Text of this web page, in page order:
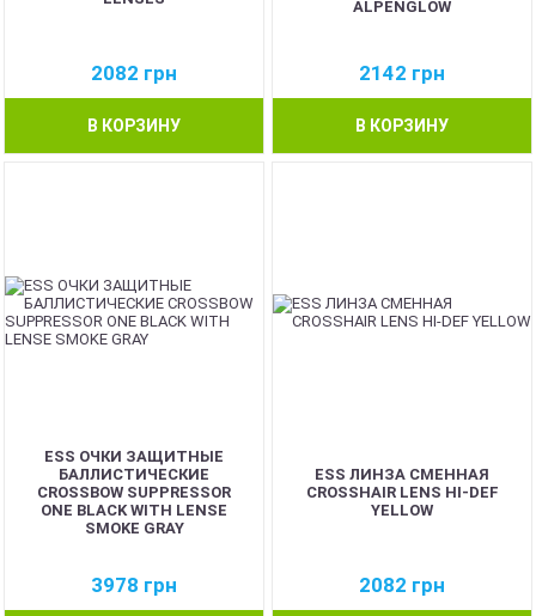
2082 грн
В КОРЗИНУ
ALPENGLOW
2142 грн
В КОРЗИНУ
ESS ОЧКИ ЗАЩИТНЫЕ
БАЛЛИСТИЧЕСКИЕ
CROSSBOW SUPPRESSOR
ONE BLACK WITH LENSE
SMOKE GRAY
3978 грн
ESS ЛИНЗА СМЕННАЯ
CROSSHAIR LENS HI-DEF
YELLOW
2082 грн